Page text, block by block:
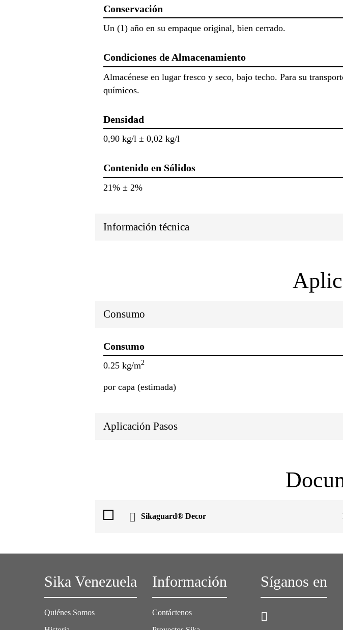
Conservación
Un (1) año en su empaque original, bien cerrado.
Condiciones de Almacenamiento
Almacénese en lugar fresco y seco, bajo techo. Para su
químicos.
Densidad
0,90 kg/l ± 0,02 kg/l
Contenido en Sólidos
21% ± 2%
Información técnica
Consumo
Consumo
0.25 kg/m2
por capa (estimada)
Aplicación Pasos
Sikaguard® Decor
Sika Venezuela
Quiénes Somos
Información
Contáctenos
Síganos en